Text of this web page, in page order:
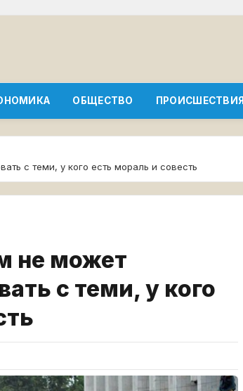
ОБЩЕСТВО ПРОИСШЕСТВИЯ
с теми, у кого есть мораль и совесть
не может
с теми, у кого